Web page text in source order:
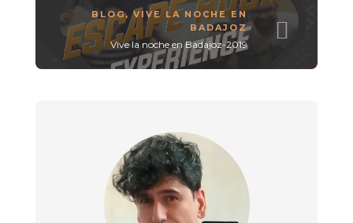
BLOG,VIVE LA NOCHE EN
BADAJOZ
Vive la noche en Badajoz-2019